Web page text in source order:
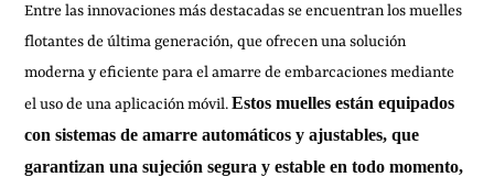
Entre las innovaciones más destacadas se encuentran los muelles
flotantes de última generación, que ofrecen una solución
moderna y eficiente para el amarre de embarcaciones mediante
el uso de una aplicación móvil.Estos muelles están equipados
con sistemas de amarre automáticos y ajustables, que
garantizan una sujeción segura y estable en todo momento,